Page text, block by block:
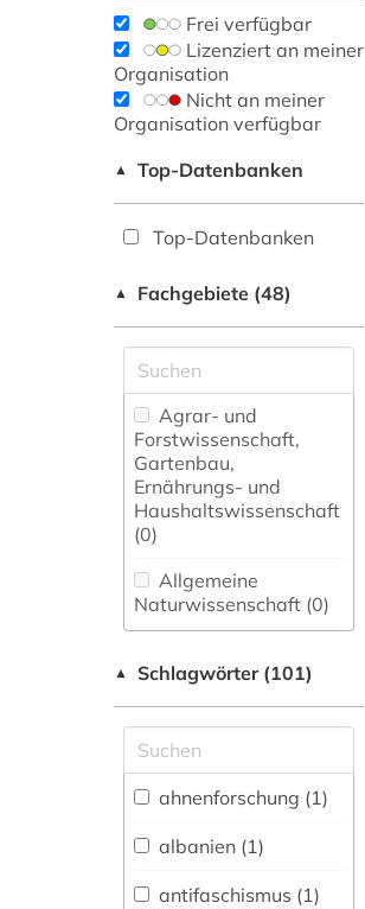
Frei verfügbar
Lizenziert an meiner
Organisation
Nicht an meiner
Organisation verfügbar
▲ Top-Datenbanken
Top-Datenbanken
▲ Fachgebiete (48)
Agrar- und
Forstwissenschaft,
Gartenbau,
Ernährungs- und
Haushaltswissenschaft
(0)
Allgemeine
Naturwissenschaft (0)
fachübergreifende
Allgemeine und
vergleichende Sprach-
und
Literaturwissenschaft.
Indogermanistik.
Außereuropäische
Sprachen und
▲ Schlagwörter (101)
ahnenforschung (1)
albanien (1)
antifaschismus (1)